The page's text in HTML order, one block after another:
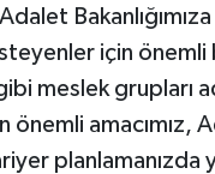
için önemli
meslek grupları
önemli amacımız,
planlamanızda